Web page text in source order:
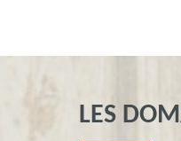
LES